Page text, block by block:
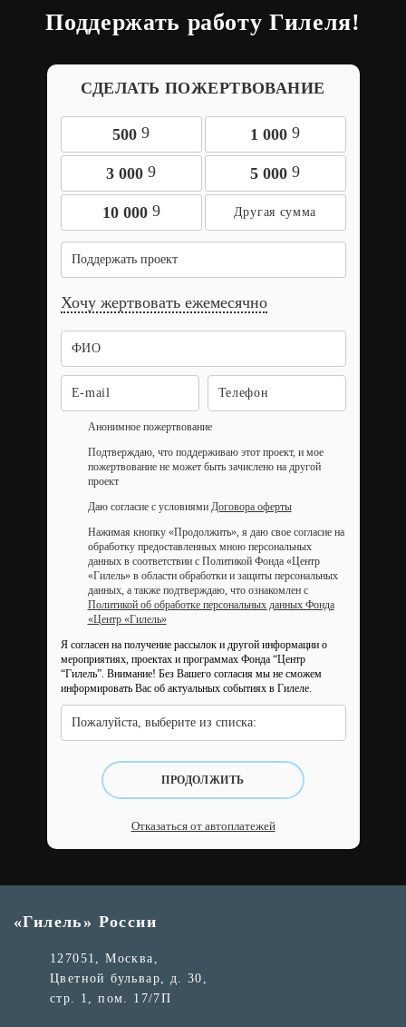
Поддержать работу Гилеля!
СДЕЛАТЬ ПОЖЕРТВОВАНИЕ
500 9 1 000 9
3 000 9 5 000 9
10 000 9
Поддержать проект
Хочу жертвовать ежемесячно
Анонимное пожертвование
Подтверждаю, что поддерживаю этот проект, и мое
пожертвование не может быть зачислено на другой
проект
Даю согласие с условиями Договора оферты
Нажимая кнопку «Продолжить», я даю свое согласие на
обработку предоставленных мною персональных
данных в соответствии с Политикой Фонда «Центр
«Гилель» в области обработки и защиты персональных
данных, а также подтверждаю, что ознакомлен с
Политикой об обработке персональных данных Фонда
«Центр «Гилель»
Я согласен на получение рассылок и другой информации о
мероприятиях, проектах и программах Фонда “Центр
“Гилель”. Внимание! Без Вашего согласия мы не сможем
информировать Вас об актуальных событиях в Гилеле.
Пожалуйста, выберите из списка:
ПРОДОЛЖИТЬ
Отказаться от автоплатежей
«Гилель» России
127051, Москва,
Цветной бульвар, д. 30,
стр. 1, пом. 17/7П